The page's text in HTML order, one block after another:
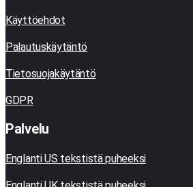
Käyttöehdot
Palautuskäytäntö
Tietosuojakäytäntö
GDPR
Palvelu
Englanti US tekstistä puheeksi